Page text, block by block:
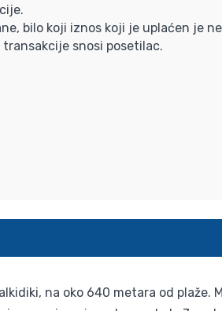
bilo koji iznos koji je uplaćen je
snosi posetilac.
na oko 640 metara od plaže.